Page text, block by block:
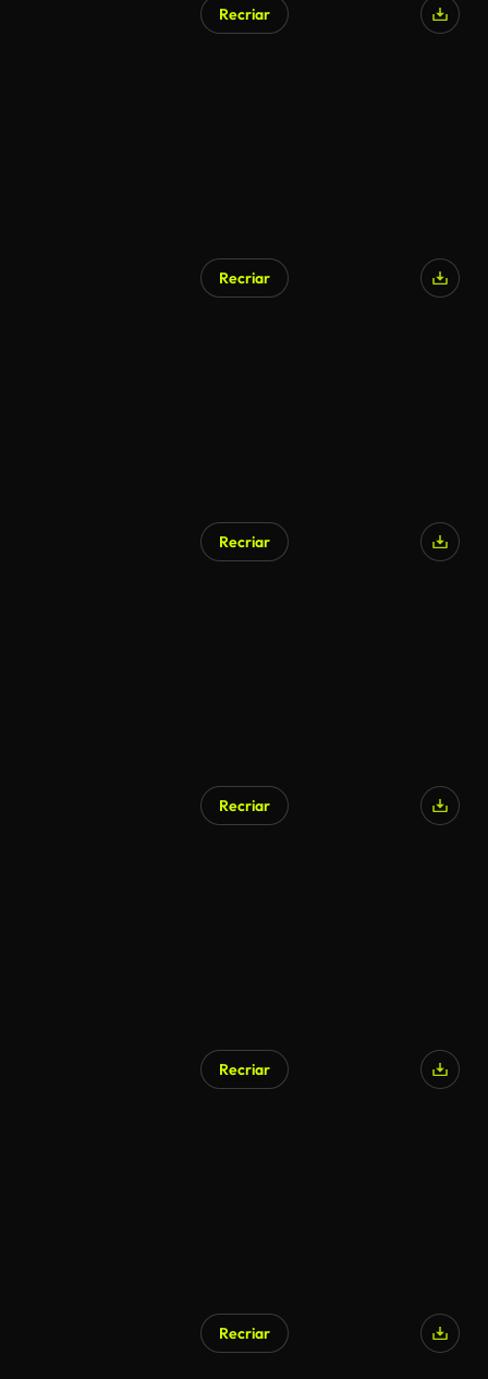
Recriar
Recriar
Recriar
Recriar
Recriar
Recriar